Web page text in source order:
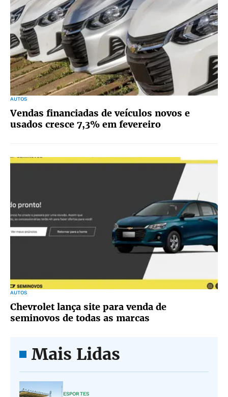
AUTOS
Vendas financiadas de veículos novos e
usados cresce 7,3% em fevereiro
AUTOS
Chevrolet lança site para venda de
seminovos de todas as marcas
Mais Lidas
ESPORTES